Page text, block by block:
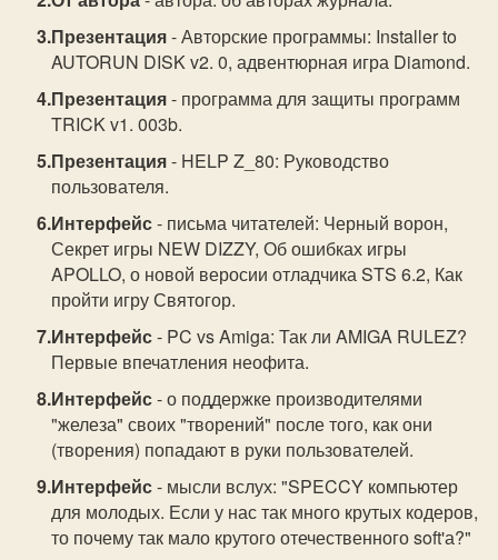
Презентация- Авторские программы: Installer to
AUTORUN DISK v2. 0, адвентюрная игра Diamond.
Презентация- программа для защиты программ
TRICK v1. 003b.
Презентация- HELP Z_80: Руководство
пользователя.
Интерфейс- письма читателей: Черный ворон,
Секрет игры NEW DIZZY, Об ошибках игры
APOLLO, о новой веросии отладчика STS 6.2, Как
пройти игру Святогор.
Интерфейс- PC vs Amiga: Так ли AMIGA RULEZ?
Первые впечатления неофита.
Интерфейс- о поддержке производителями
"железа" своих "творений" после того, как они
(творения) попадают в руки пользователей.
Интерфейс- мысли вслух: "SPECCY компьютер
для молодых. Если у нас так много крутых кодеров,
то почему так мало крутого отечественного soft'а?"